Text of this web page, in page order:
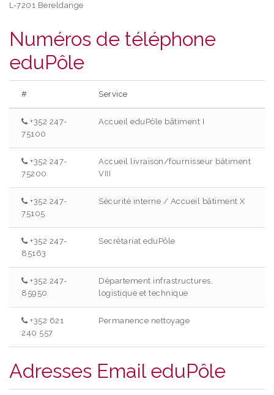
L-7201 Bereldange
Numéros de téléphone
eduPôle
# Service
+352 247-
75100
Accueil eduPôle bâtiment I
+352 247-
75200
Accueil livraison/fournisseur bâtiment
VIII
+352 247-
75105
Sécurité interne / Accueil bâtiment X
+352 247-
85163
Secrétariat eduPôle
+352 247-
85950
Département infrastructures,
logistique et technique
+352 621
240 557
Permanence nettoyage
Adresses Email eduPôle